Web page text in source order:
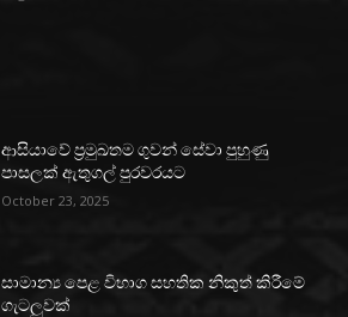
ආසියාවේ ප්‍රමුඛතම ගුවන් සේවා පුහුණු
පාසලක් ඇතුගල් පුරවරයට
October 23, 2025
සාමාන්‍ය පෙළ විභාග සහතික නිකුත් කිරීමේ
ගැටලුවක්